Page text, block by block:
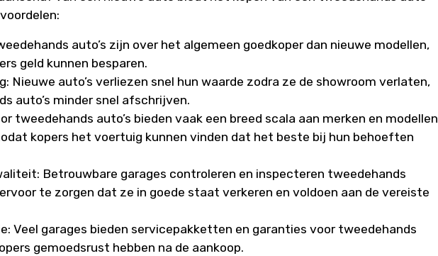
auto’s zijn over het algemeen goedkoper dan nieuwe modellen,
geld kunnen besparen.
Nieuwe auto’s verliezen snel hun waarde zodra ze de showroom verlaten,
auto’s minder snel afschrijven.
tweedehands auto’s bieden vaak een breed scala aan merken en modellen
kopers het voertuig kunnen vinden dat het beste bij hun behoeften
Betrouwbare garages controleren en inspecteren tweedehands
te zorgen dat ze in goede staat verkeren en voldoen aan de vereiste
Veel garages bieden servicepakketten en garanties voor tweedehands
gemoedsrust hebben na de aankoop.